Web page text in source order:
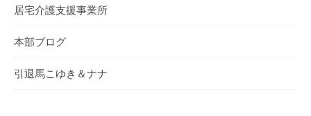
居宅介護支援事業所
本部ブログ
引退馬こゆき＆ナナ